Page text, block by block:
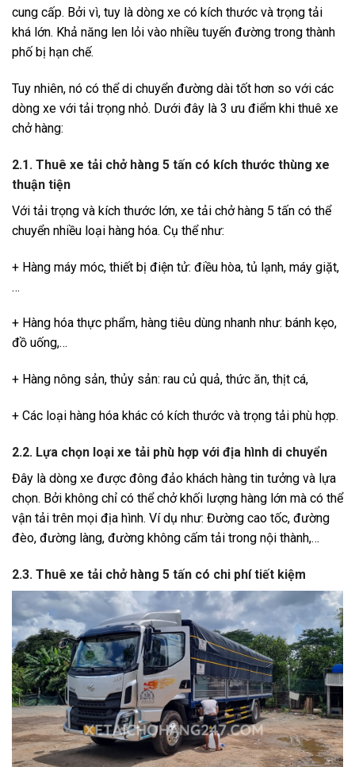
cung cấp. Bởi vì, tuy là dòng xe có kích thước và trọng tải
khá lớn. Khả năng len lỏi vào nhiều tuyến đường trong thành
phố bị hạn chế.
Tuy nhiên, nó có thể di chuyển đường dài tốt hơn so với các
dòng xe với tải trọng nhỏ. Dưới đây là 3 ưu điểm khi thuê xe
chở hàng:
2.1. Thuê xe tải chở hàng 5 tấn có kích thước thùng xe
thuận tiện
Với tải trọng và kích thước lớn, xe tải chở hàng 5 tấn có thể
chuyển nhiều loại hàng hóa. Cụ thể như:
+ Hàng máy móc, thiết bị điện tử: điều hòa, tủ lạnh, máy giặt,
…
+ Hàng hóa thực phẩm, hàng tiêu dùng nhanh như: bánh kẹo,
đồ uống,…
+ Hàng nông sản, thủy sản: rau củ quả, thức ăn, thịt cá,
+ Các loại hàng hóa khác có kích thước và trọng tải phù hợp.
2.2. Lựa chọn loại xe tải phù hợp với địa hình di chuyển
Đây là dòng xe được đông đảo khách hàng tin tưởng và lựa
chọn. Bởi không chỉ có thể chở khối lượng hàng lớn mà có thể
vận tải trên mọi địa hình. Ví dụ như: Đường cao tốc, đường
đèo, đường làng, đường không cấm tải trong nội thành,…
2.3. Thuê xe tải chở hàng 5 tấn có chi phí tiết kiệm